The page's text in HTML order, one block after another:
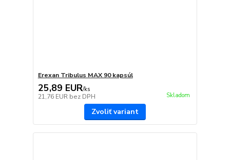
Erexan Tribulus MAX 90 kapsúl
25,89 EUR/ks
21,76 EUR bez DPH Skladom
Zvoliť variant